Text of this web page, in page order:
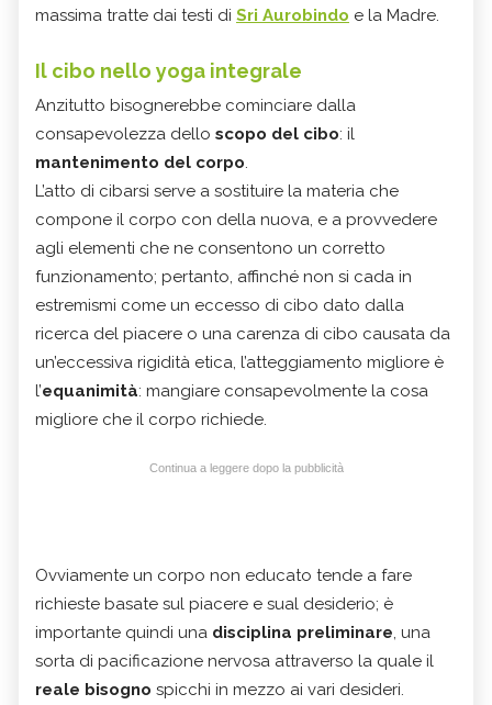
massima tratte dai testi di Sri Aurobindo e la Madre.
Il cibo nello yoga integrale
Anzitutto bisognerebbe cominciare dalla
consapevolezza dello scopo del cibo: il
mantenimento del corpo.
L’atto di cibarsi serve a sostituire la materia che
compone il corpo con della nuova, e a provvedere
agli elementi che ne consentono un corretto
funzionamento; pertanto, affinché non si cada in
estremismi come un eccesso di cibo dato dalla
ricerca del piacere o una carenza di cibo causata da
un’eccessiva rigidità etica, l’atteggiamento migliore è
l’equanimità: mangiare consapevolmente la cosa
migliore che il corpo richiede.
Continua a leggere dopo la pubblicità
Ovviamente un corpo non educato tende a fare
richieste basate sul piacere e sual desiderio; è
importante quindi una disciplina preliminare, una
sorta di pacificazione nervosa attraverso la quale il
reale bisogno spicchi in mezzo ai vari desideri.